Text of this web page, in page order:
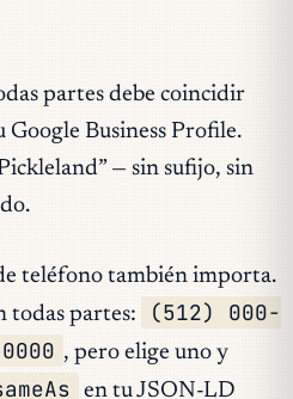
partes debe coincidir
Google Business Profile.
— sin sufijo, sin
teléfono también importa.
todas partes:
(512) 000-
, pero elige uno y
en tu JSON-LD